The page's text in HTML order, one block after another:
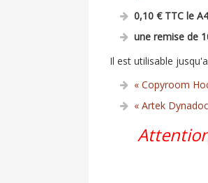
0,10 € TTC le
une remise de
Il est utilisable
« Copyroom
« Artek